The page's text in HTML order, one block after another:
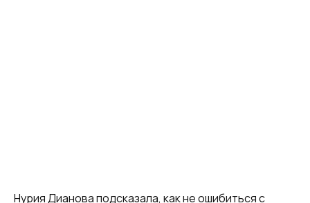
Нурия Дианова подсказала, как не ошибиться с